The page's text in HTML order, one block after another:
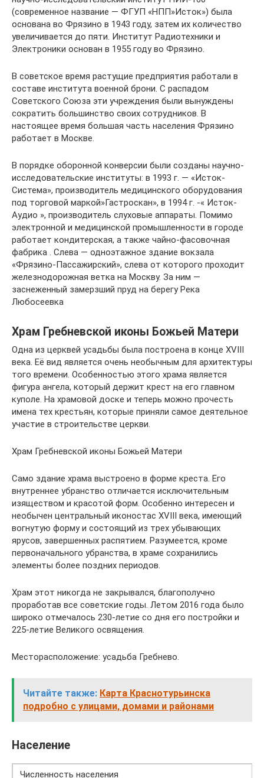
(современное название — ФГУП «НПП»Исток») была
основана во Фрязино в 1943 году, затем их количество
увеличивается до пяти. Институт Радиотехники и
Электроники основан в 1955 году во Фрязино.
В советское время растущие предприятия работали в
составе института военной брони. С распадом
Советского Союза эти учреждения были вынуждены
сократить большинство своих сотрудников. В
настоящее время большая часть населения Фрязино
работает в Москве.
В порядке оборонной конверсии были созданы научно-
исследовательские институты: в 1993 г. — «Исток-
Система», производитель медицинского оборудования
под торговой маркой»Гастроскан», в 1994 г. -« Исток-
Аудио », производитель слуховые аппараты. Помимо
электронной и медицинской промышленности в городе
работает кондитерская, а также чайно-фасовочная
фабрика . Слева — одноэтажное здание вокзала
«Фрязино-Пассажирский», слева от которого проходит
железнодорожная ветка на Москву. За ним —
заснеженный замерзший пруд на берегу Река
Любосеевка
Храм Гребневской иконы Божьей Матери
Одна из церквей усадьбы была построена в конце XVIII
века. Её вид является очень необычным для архитектуры
того времени. Особенностью этого храма является
фигура ангела, который держит крест на его главном
куполе. На храмовой доске и теперь можно прочесть
имена тех крестьян, которые приняли самое деятельное
участие в строительстве церкви.
Храм Гребневской иконы Божьей Матери
Само здание храма выстроено в форме креста. Его
внутреннее убранство отличается исключительным
изяществом и красотой форм. Особенно интересен и
необычен центральный иконостас XVIII века, имеющий
вогнутую форму и состоящий из трех убывающих
ярусов, завершенных распятием. Разумеется, кроме
первоначального убранства, в храме сохранились
элементы более поздних периодов.
Храм этот никогда не закрывался, благополучно
проработав все советские годы. Летом 2016 года было
широко отмечалось 230-летие со дня его постройки и
225-летие Великого освящения.
Месторасположение: усадьба Гребнево.
Читайте также: Карта Краснотурьинска
подробно с улицами, домами и районами
Население
Численность населения